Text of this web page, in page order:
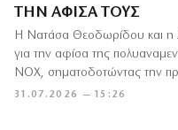
ΤΗΝ ΑΦΊΣΑ ΤΟΥΣ
31.07.2026 — 15:26
Η Νατάσα Θεοδωρίδου και
για την αφίσα της
NOX, σηματοδοτώντας την